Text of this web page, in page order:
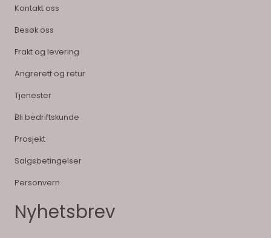
Kontakt oss
Besøk oss
Frakt og levering
Angrerett og retur
Tjenester
Bli bedriftskunde
Prosjekt
Salgsbetingelser
Personvern
Nyhetsbrev